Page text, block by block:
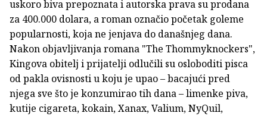
uskoro biva prepoznata i autorska prava su prodana
za 400.000 dolara, a roman označio početak goleme
popularnosti, koja ne jenjava do današnjeg dana.
Nakon objavljivanja romana "The Thommyknockers",
Kingova obitelj i prijatelji odlučili su osloboditi pisca
od pakla ovisnosti u koju je upao – bacajući pred
njega sve što je konzumirao tih dana – limenke piva,
kutije cigareta, kokain, Xanax, Valium, NyQuil,